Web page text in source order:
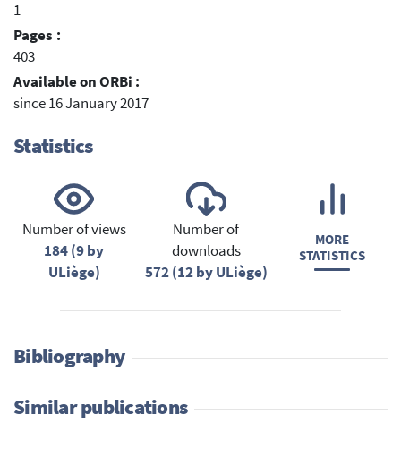
1
Pages :
403
Available on ORBi :
since 16 January 2017
Statistics
Number of views
184 (9 by
ULiège)
Number of
downloads
572 (12 by ULiège)
MORE
STATISTICS
Bibliography
Similar publications